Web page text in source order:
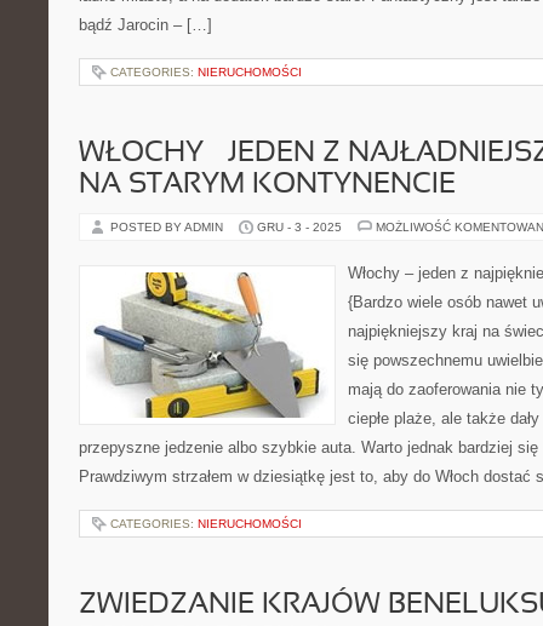
bądź Jarocin – […]
CATEGORIES: NIERUCHOMOŚCI
WŁOCHY – JEDEN Z
NA STARYM KONTYNENCIE
POSTED BY ADMIN GRU - 3 - 2025 MOŻLIWOŚĆ
Włochy – jeden z
{Bardzo wiele osób nawet
najpiękniejszy kraj na
się powszechnemu
mają do zaoferowania nie
ciepłe plaże, ale także
przepyszne jedzenie albo szybkie auta. Warto jednak bardziej
Prawdziwym strzałem w dziesiątkę jest to, aby do Włoch
CATEGORIES: NIERUCHOMOŚCI
ZWIEDZANIE KRAJÓW